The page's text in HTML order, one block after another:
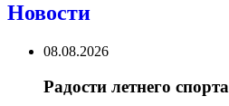
Новости
08.08.2026
Радости летнего спорта